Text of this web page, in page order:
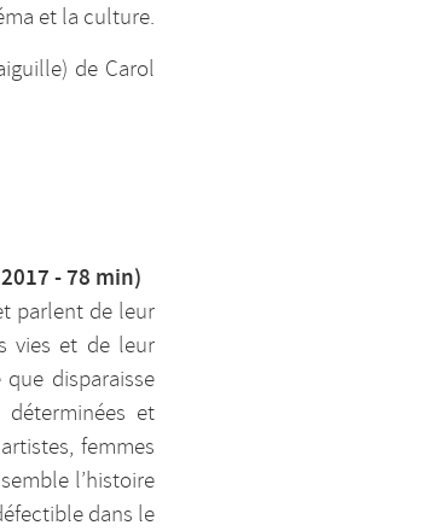
et la culture.
de Carol
- 78 min)
parlent de leur
vies et de leur
disparaisse
déterminées et
femmes
l’histoire
dans le